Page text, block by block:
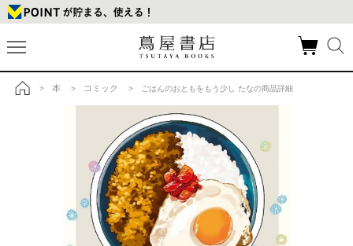
> 本 > コミック > ごはんのおともをもう少し たなの商品詳細